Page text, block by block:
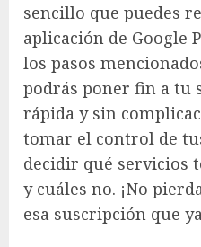
sencillo que puedes
aplicación de Google
los pasos
podrás poner fin a tu
rápida y sin
tomar el control de
decidir qué servicios
y cuáles no. ¡No
esa suscripción que